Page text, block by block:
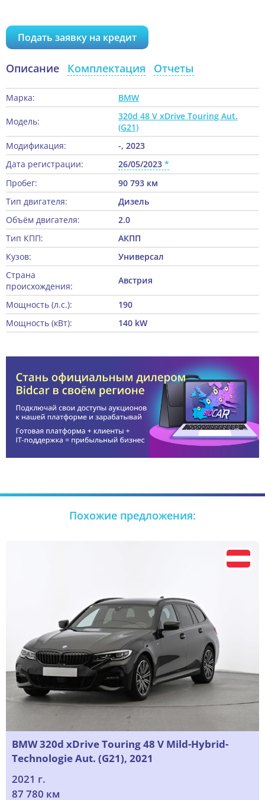
Подать заявку на кредит
Описание Комплектация Отчеты
Марка: BMW
Модель:
320d 48 V xDrive Touring Aut.
(G21)
Модификация:
-, 2023
Дата регистрации:
26/05/2023
Пробег:
90 793 км
Тип двигателя:
Дизель
Объём двигателя:
2.0
Тип КПП:
АКПП
Кузов:
Универсал
Страна
происхождения:
Австрия
Мощность (л.с.):
190
Мощность (кВт):
140 kW
Похожие предложения:
BMW 320d xDrive Touring 48 V Mild-Hybrid-
Technologie Aut. (G21), 2021
2021 г.
87 780 км